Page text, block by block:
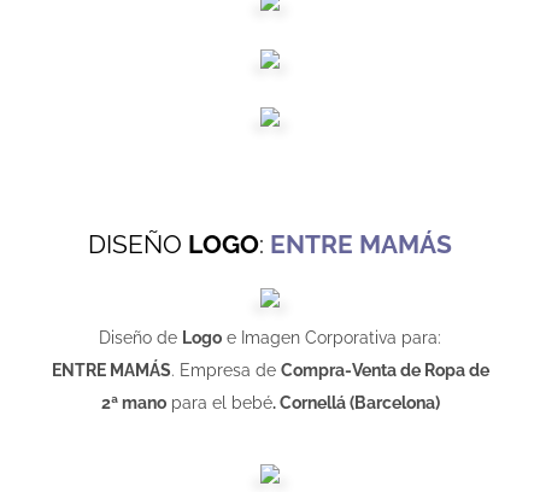
DISEÑO LOGO: ENTRE MAMÁS
Diseño de Logo e Imagen Corporativa para:
ENTRE MAMÁS. Empresa de Compra-Venta de Ropa de
2ª manopara el bebé. Cornellá (Barcelona)